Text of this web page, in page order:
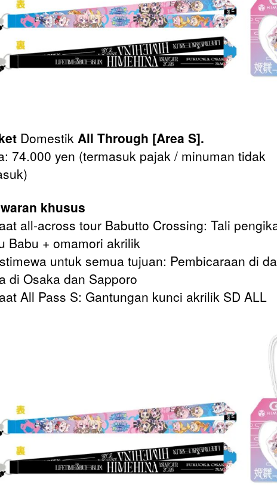
Domestik All Through [Area S].
74.000 yen (termasuk pajak / minuman tidak
khusus
all-across tour Babutto Crossing: Tali
Babu + omamori akrilik
untuk semua tujuan: Pembicaraan di
di Osaka dan Sapporo
All Pass S: Gantungan kunci akrilik SD ALL